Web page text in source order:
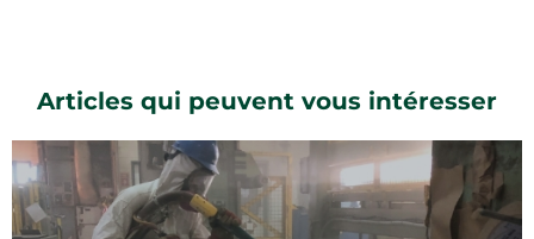
Articles qui peuvent vous intéresser